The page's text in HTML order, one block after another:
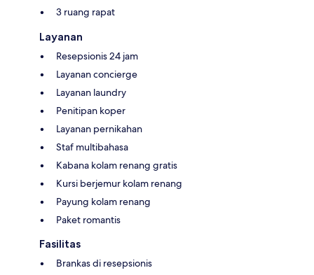
3 ruang rapat
Layanan
Resepsionis 24 jam
Layanan concierge
Layanan laundry
Penitipan koper
Layanan pernikahan
Staf multibahasa
Kabana kolam renang gratis
Kursi berjemur kolam renang
Payung kolam renang
Paket romantis
Fasilitas
Brankas di resepsionis